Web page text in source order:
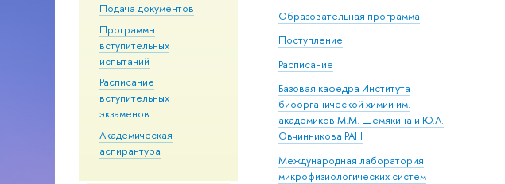
Подача документов
Программы
вступительных
испытаний
Расписание
вступительных
экзаменов
Академическая
аспирантура
Образовательная программа
Поступление
Расписание
Базовая кафедра Института
биоорганической химии им.
академиков М.М. Шемякина и Ю.А.
Овчинникова РАН
Международная лаборатория
микрофизиологических систем